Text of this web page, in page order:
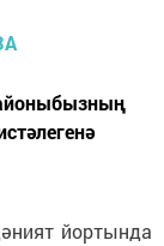
йортында